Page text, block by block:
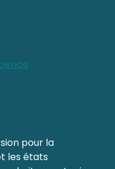
pour la
les états